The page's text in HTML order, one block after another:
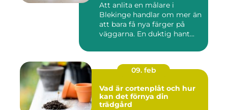
Att anlita en målare i
Blekinge handlar om mer än
att bara få nya färger på
väggarna. En duktig hant...
09. feb
Vad är cortenplåt och hur
kan det förnya din
trädgård